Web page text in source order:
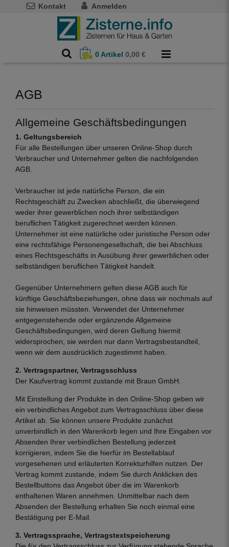
Kontakt Anmelden
0Artikel 0,00 €
AGB
Allgemeine Geschäftsbedingungen
1. Geltungsbereich
Für alle Bestellungen über unseren Online-Shop durch
Verbraucher und Unternehmer gelten die nachfolgenden
AGB.
Verbraucher ist jede natürliche Person, die ein
Rechtsgeschäft zu Zwecken abschließt, die überwiegend
weder ihrer gewerblichen noch ihrer selbständigen
beruflichen Tätigkeit zugerechnet werden können.
Unternehmer ist eine natürliche oder juristische Person oder
eine rechtsfähige Personengesellschaft, die bei Abschluss
eines Rechtsgeschäfts in Ausübung ihrer gewerblichen oder
selbständigen beruflichen Tätigkeit handelt.
Gegenüber Unternehmern gelten diese AGB auch für
künftige Geschäftsbeziehungen, ohne dass wir nochmals auf
sie hinweisen müssten. Verwendet der Unternehmer
entgegenstehende oder ergänzende Allgemeine
Geschäftsbedingungen, wird deren Geltung hiermit
widersprochen; sie werden nur dann Vertragsbestandteil,
wenn wir dem ausdrücklich zugestimmt haben.
2. Vertragspartner, Vertragsschluss
Der Kaufvertrag kommt zustande mit Braun GmbH.
Mit Einstellung der Produkte in den Online-Shop geben wir
ein verbindliches Angebot zum Vertragsschluss über diese
Artikel ab. Sie können unsere Produkte zunächst
unverbindlich in den Warenkorb legen und Ihre Eingaben vor
Absenden Ihrer verbindlichen Bestellung jederzeit
korrigieren, indem Sie die hierfür im Bestellablauf
vorgesehenen und erläuterten Korrekturhilfen nutzen. Der
Vertrag kommt zustande, indem Sie durch Anklicken des
Bestellbuttons das Angebot über die im Warenkorb
enthaltenen Waren annehmen. Unmittelbar nach dem
Absenden der Bestellung erhalten Sie noch einmal eine
Bestätigung per E-Mail.
3. Vertragssprache, Vertragstextspeicherung